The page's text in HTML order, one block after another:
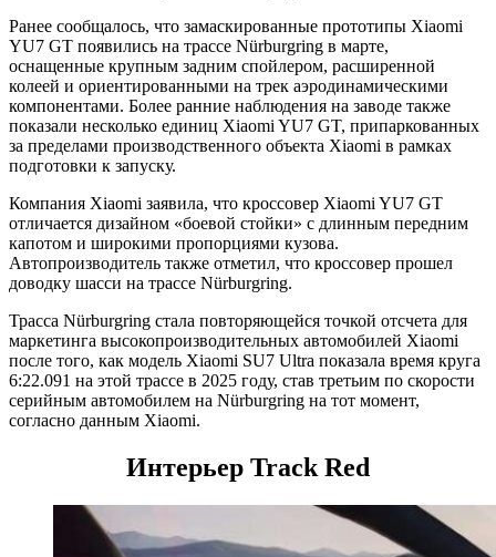
Ранее сообщалось, что замаскированные прототипы Xiaomi
YU7 GT появились на трассе Nürburgring в марте,
оснащенные крупным задним спойлером, расширенной
колеей и ориентированными на трек аэродинамическими
компонентами. Более ранние наблюдения на заводе также
показали несколько единиц Xiaomi YU7 GT, припаркованных
за пределами производственного объекта Xiaomi в рамках
подготовки к запуску.
Компания Xiaomi заявила, что кроссовер Xiaomi YU7 GT
отличается дизайном «боевой стойки» с длинным передним
капотом и широкими пропорциями кузова.
Автопроизводитель также отметил, что кроссовер прошел
доводку шасси на трассе Nürburgring.
Трасса Nürburgring стала повторяющейся точкой отсчета для
маркетинга высокопроизводительных автомобилей Xiaomi
после того, как модель Xiaomi SU7 Ultra показала время круга
6:22.091 на этой трассе в 2025 году, став третьим по скорости
серийным автомобилем на Nürburgring на тот момент,
согласно данным Xiaomi.
Интерьер Track Red